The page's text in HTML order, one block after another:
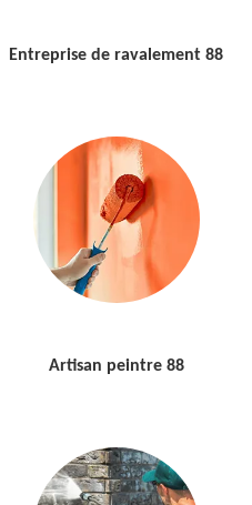
Entreprise de ravalement 88
Artisan peintre 88